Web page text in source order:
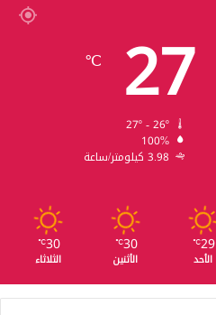
27
℃
100%
3.98 كيلومتر/ساعة
29
℃
الأحد
30
℃
الأثنين
30
℃
الثلاثاء